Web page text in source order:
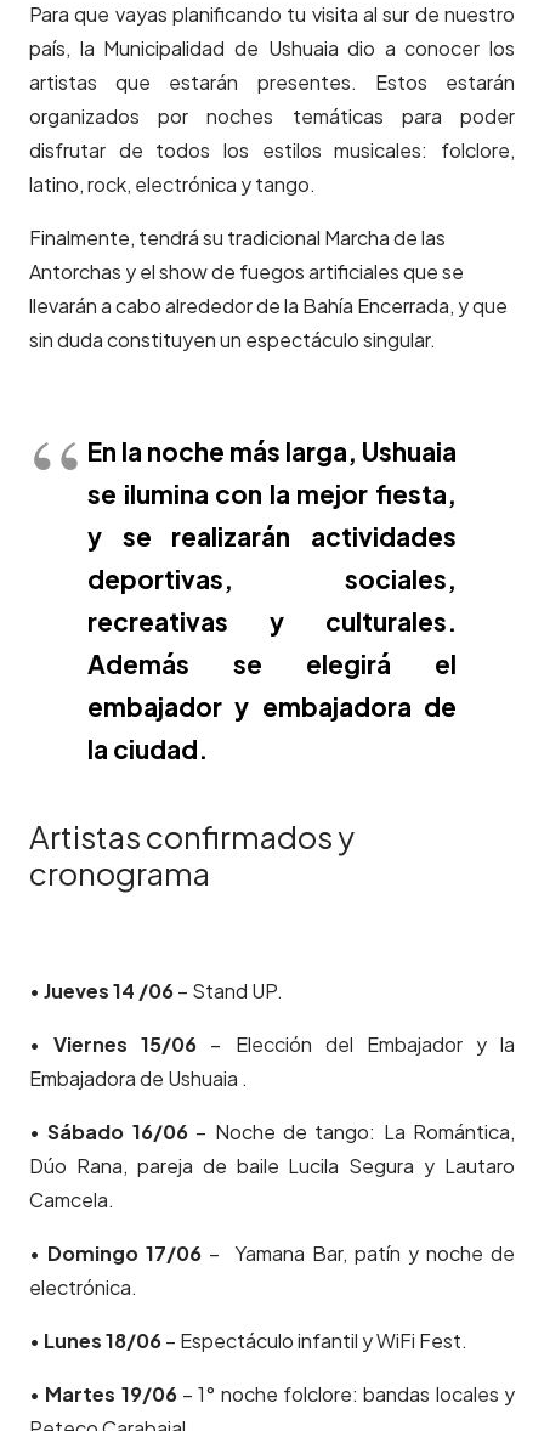
Para que vayas planificando tu visita al sur de nuestro
país, la Municipalidad de Ushuaia dio a conocer los
artistas que estarán presentes. Estos estarán
organizados por noches temáticas para poder
disfrutar de todos los estilos musicales: folclore,
latino, rock, electrónica y tango.
Finalmente, tendrá su tradicional Marcha de las
Antorchas y el show de fuegos artificiales que se
llevarán a cabo alrededor de la Bahía Encerrada, y que
sin duda constituyen un espectáculo singular.
En la noche más larga, Ushuaia
se ilumina con la mejor fiesta,
y se realizarán actividades
deportivas, sociales,
recreativas y culturales.
Además se elegirá el
embajador y embajadora de
la ciudad.
Artistas confirmados y
cronograma
• Jueves 14 /06– Stand UP.
•Viernes 15/06 – Elección del Embajador y la
Embajadora de Ushuaia .
•Sábado 16/06– Noche de tango: La Romántica,
Dúo Rana, pareja de baile Lucila Segura y Lautaro
Camcela.
• Domingo 17/06 – Yamana Bar, patín y noche de
electrónica.
• Lunes 18/06– Espectáculo infantil y WiFi Fest.
• Martes 19/06– 1° noche folclore: bandas locales y